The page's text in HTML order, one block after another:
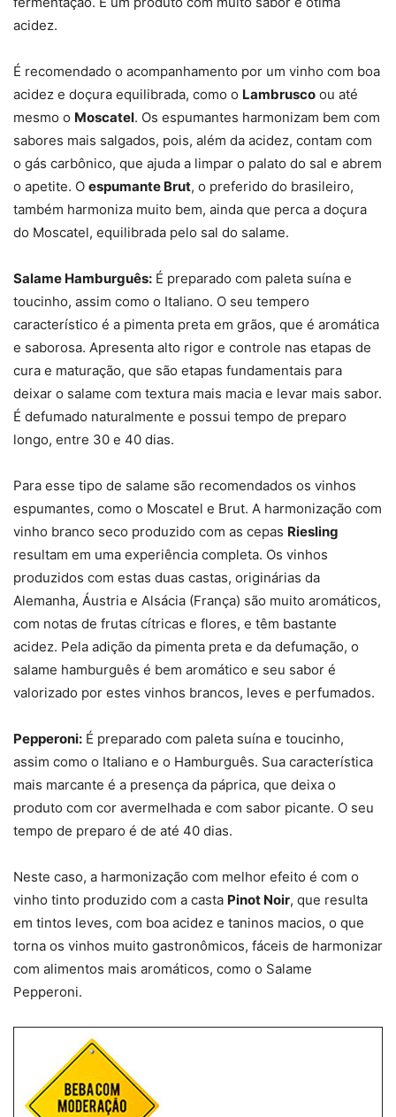
acidez.
É recomendado o acompanhamento por um vinho com boa
acidez e doçura equilibrada, como o Lambrusco ou até
mesmo o Moscatel. Os espumantes harmonizam bem com
sabores mais salgados, pois, além da acidez, contam com
o gás carbônico, que ajuda a limpar o palato do sal e abrem
o apetite. O espumante Brut, o preferido do brasileiro,
também harmoniza muito bem, ainda que perca a doçura
do Moscatel, equilibrada pelo sal do salame.
Salame Hamburguês: É preparado com paleta suína e
toucinho, assim como o Italiano. O seu tempero
característico é a pimenta preta em grãos, que é aromática
e saborosa. Apresenta alto rigor e controle nas etapas de
cura e maturação, que são etapas fundamentais para
deixar o salame com textura mais macia e levar mais sabor.
É defumado naturalmente e possui tempo de preparo
longo, entre 30 e 40 dias.
Para esse tipo de salame são recomendados os vinhos
espumantes, como o Moscatel e Brut. A harmonização com
vinho branco seco produzido com as cepas Riesling
resultam em uma experiência completa. Os vinhos
produzidos com estas duas castas, originárias da
Alemanha, Áustria e Alsácia (França) são muito aromáticos,
com notas de frutas cítricas e flores, e têm bastante
acidez. Pela adição da pimenta preta e da defumação, o
salame hamburguês é bem aromático e seu sabor é
valorizado por estes vinhos brancos, leves e perfumados.
Pepperoni: É preparado com paleta suína e toucinho,
assim como o Italiano e o Hamburguês. Sua característica
mais marcante é a presença da páprica, que deixa o
produto com cor avermelhada e com sabor picante. O seu
tempo de preparo é de até 40 dias.
Neste caso, a harmonização com melhor efeito é com o
vinho tinto produzido com a casta Pinot Noir, que resulta
em tintos leves, com boa acidez e taninos macios, o que
torna os vinhos muito gastronômicos, fáceis de harmonizar
com alimentos mais aromáticos, como o Salame
Pepperoni.